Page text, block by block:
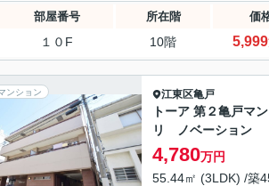
部屋番号 所在階 価
１０F 10階 5,999
ンション 江東区亀戸
トーア 第２亀戸
リ ノベーション
4,780万円
55.44㎡ (3LDK) /築